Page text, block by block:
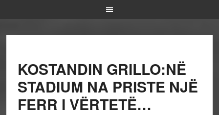
KOSTANDIN GRILLO:NË
STADIUM NA PRISTE NJË
FERR I VËRTETË…